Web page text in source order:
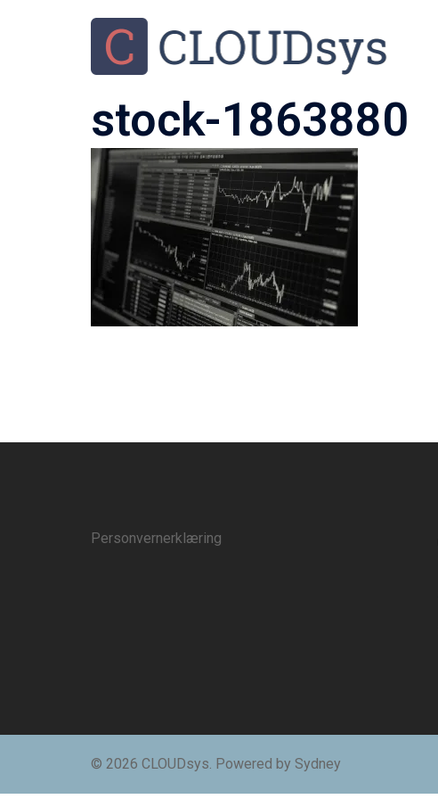
stock-1863880
Personvernerklæring
© 2026 CLOUDsys. Powered by Sydney